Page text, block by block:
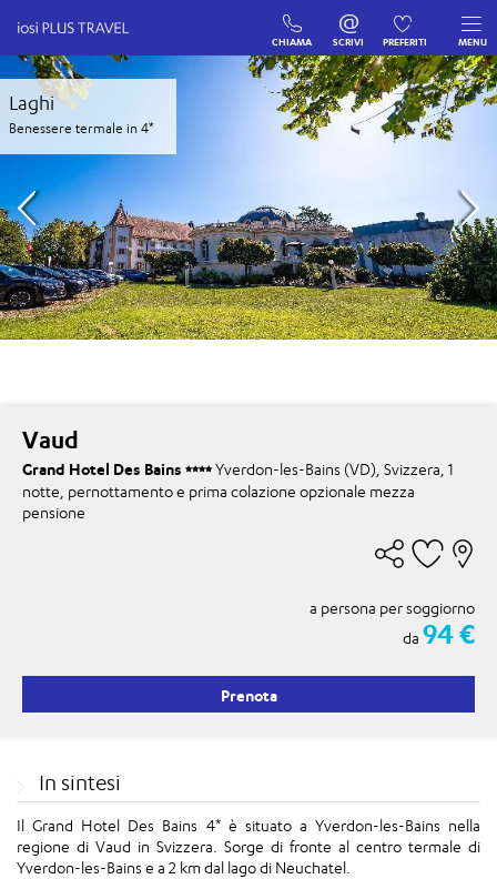
CHIAMA SCRIVI PREFERITI MENU
Laghi
Benessere termale in 4*
Vaud
Grand Hotel Des Bains
Yverdon-les-Bains (VD), Svizzera, 1
notte, pernottamento e prima colazione opzionale mezza
pensione
a persona per soggiorno
da 94 €
Prenota
In sintesi
Il Grand Hotel Des Bains 4* è situato a Yverdon-les-Bains nella
regione di Vaud in Svizzera. Sorge di fronte al centro termale di
Yverdon-les-Bains e a 2 km dal lago di Neuchatel.